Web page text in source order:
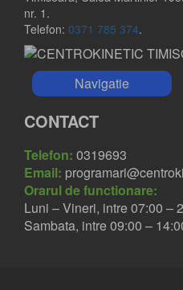
nr. 1.
Telefon: 0371 785 374.
Navigatie
CONTACT
Telefon: 0319693
Email:
Orarul de functionare:
Luni – Vineri, intre 07:00 –
Sambata, intre 09:00 –